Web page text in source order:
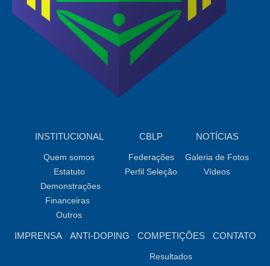
INSTITUCIONAL
Quem somos
Estatuto
Demonstrações
Financeiras
Outros
CBLP
Federações
Perfil Seleção
NOTÍCIAS
Galeria de Fotos
Vídeos
IMPRENSA ANTI-DOPING COMPETIÇÕES
Resultados
CONTATO